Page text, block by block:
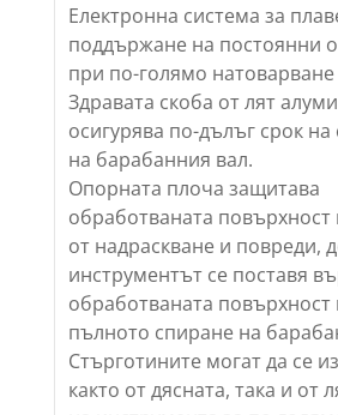
Електронна система за
поддържане на постоянни
при по-голямо натоварване
Здравата скоба от лят
осигурява по-дълъг срок на
на барабанния вал.
Опорната плоча защитава
обработваната
от надраскване и повреди,
инструментът се поставя
обработваната повърхност
пълното спиране на
Стърготините могат да се
както от дясната, така и от